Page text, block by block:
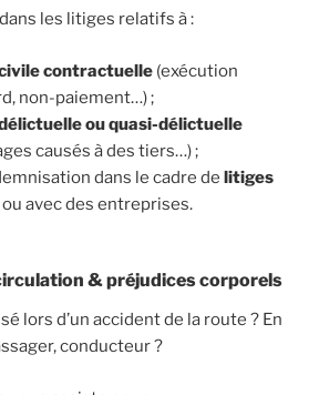
les litiges relatifs à :
contractuelle (exécution
non-paiement…) ;
ou quasi-délictuelle
causés à des tiers…) ;
dans le cadre de litiges
ou avec des entreprises.
& préjudices corporels
lors d’un accident de la route ? En
conducteur ?